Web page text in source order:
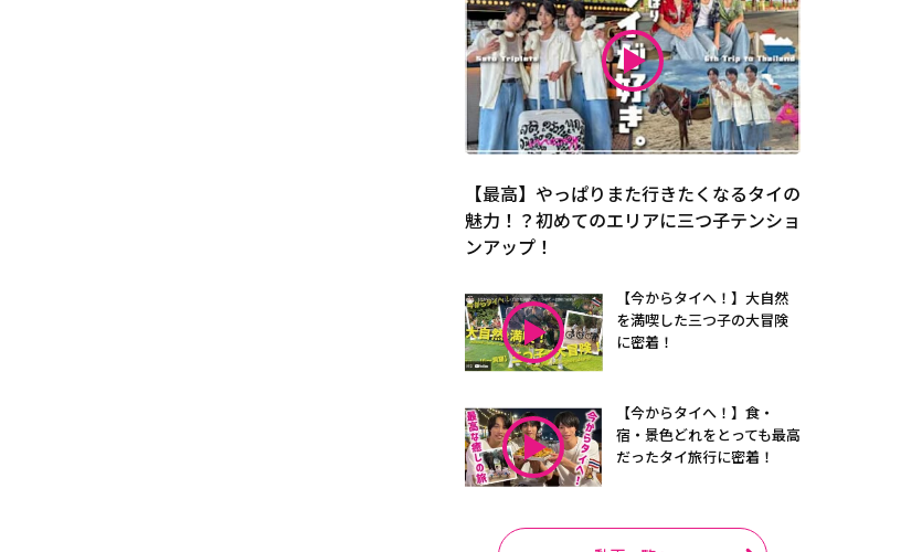
【最高】やっぱりまた行きたくなるタイの
魅力！？初めてのエリアに三つ子テンショ
ンアップ！
【今からタイへ！】大自然
を満喫した三つ子の大冒険
に密着！
【今からタイへ！】食・
宿・景色どれをとっても最高
だったタイ旅行に密着！